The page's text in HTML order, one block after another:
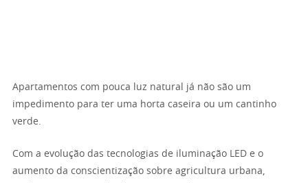
Apartamentos com pouca luz natural já não são um
impedimento para ter uma horta caseira ou um cantinho
verde.
Com a evolução das tecnologias de iluminação LED e o
aumento da conscientização sobre agricultura urbana,